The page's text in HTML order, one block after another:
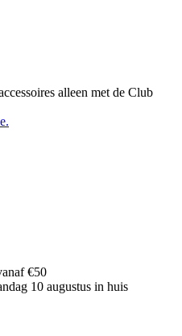
alleen met de Club
€50
10 augustus in huis